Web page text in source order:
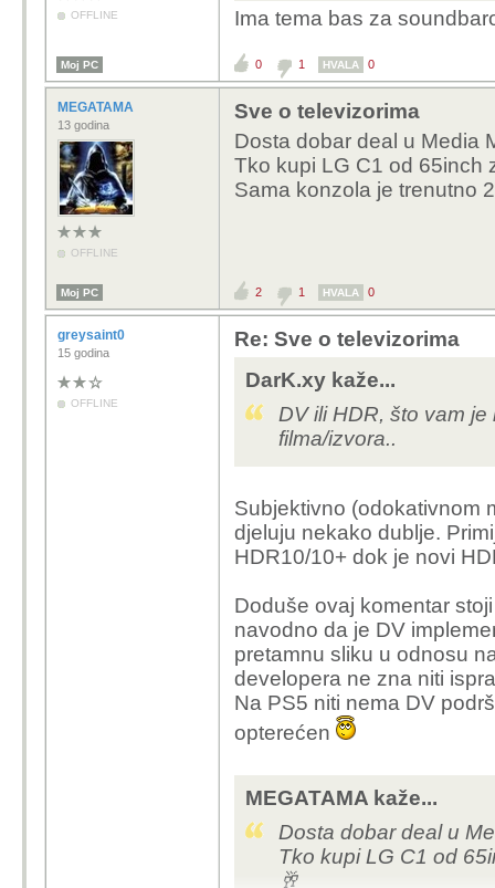
OFFLINE
Ima tema bas za
Moj PC 0 1 HVALA 0
MEGATAMA
13 godina
OFFLINE
Sve o televizorima
Dosta dobar deal u Media
Tko kupi LG C1 od 65inch
Sama konzola je trenutno
Moj PC 2 1 HVALA 0
greysaint0
15 godina
OFFLINE
Re: Sve o televizorima
DarK.xy kaže...
DV ili HDR, što vam
filma/izvora..
Subjektivno (odokativnom
djeluju nekako dublje.
HDR10/10+ dok je novi
Doduše ovaj komentar
navodno da je DV
pretamnu sliku u odnosu
developera ne zna niti
Na PS5 niti nema DV
opterećen
MEGATAMA kaže...
Dosta dobar deal u
Tko kupi LG C1 od
🥂